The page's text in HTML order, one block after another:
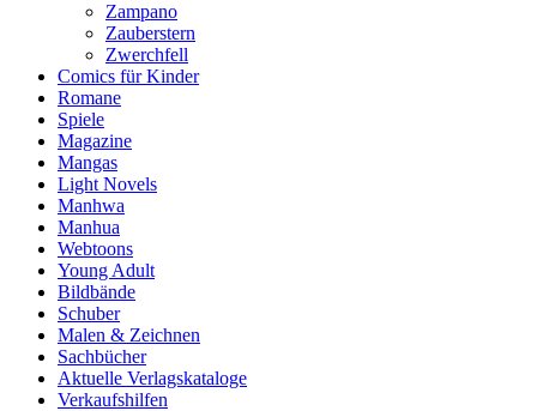
Zampano
Zauberstern
Zwerchfell
Comics für Kinder
Romane
Spiele
Magazine
Mangas
Light Novels
Manhwa
Manhua
Webtoons
Young Adult
Bildbände
Schuber
Malen & Zeichnen
Sachbücher
Aktuelle Verlagskataloge
Verkaufshilfen